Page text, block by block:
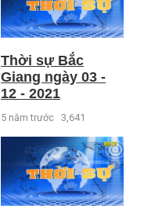
Thời sự Bắc
Giang ngày 03 -
12 - 2021
5 năm trước 3,641